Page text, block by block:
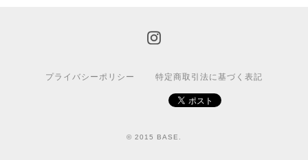
プライバシーポリシー 特定商取引法に基づく表記
© 2015 BASE.